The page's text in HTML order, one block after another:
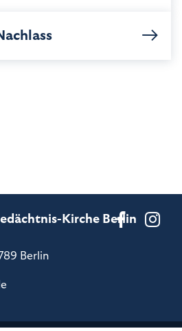
Kirche Berlin
Berlin